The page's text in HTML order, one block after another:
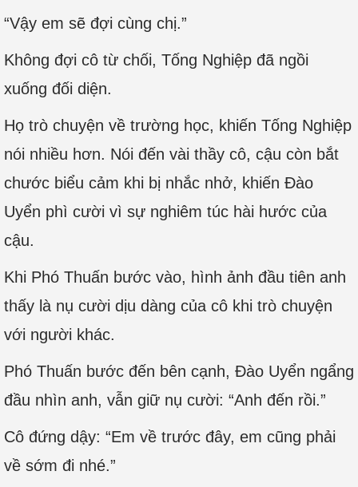
“Vậy em sẽ đợi cùng chị.”
Không đợi cô từ chối, Tống Nghiệp đã ngồi
xuống đối diện.
Họ trò chuyện về trường học, khiến Tống Nghiệp
nói nhiều hơn. Nói đến vài thầy cô, cậu còn bắt
chước biểu cảm khi bị nhắc nhở, khiến Đào
Uyển phì cười vì sự nghiêm túc hài hước của
cậu.
Khi Phó Thuấn bước vào, hình ảnh đầu tiên anh
thấy là nụ cười dịu dàng của cô khi trò chuyện
với người khác.
Phó Thuấn bước đến bên cạnh, Đào Uyển ngẩng
đầu nhìn anh, vẫn giữ nụ cười: “Anh đến rồi.”
Cô đứng dậy: “Em về trước đây, em cũng phải
về sớm đi nhé.”